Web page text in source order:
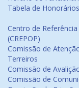
Tabela de Honorários
Centro de
(CREPOP)
Comissão de
Terreiros
Comissão de
Comissão de